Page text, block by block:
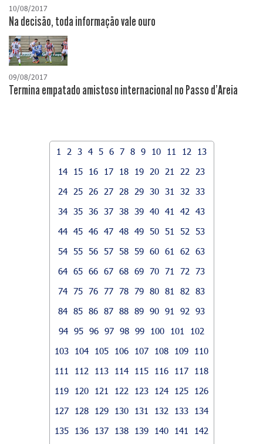
10/08/2017
Na decisão, toda informação vale ouro
09/08/2017
Termina empatado amistoso internacional no Passo d'Areia
1 2 3 4 5 6 7 8 9 10 11 12
13
14
15 16 17 18 19 20 21 22
23
24
25 26 27 28 29 30 31 32
33
34 35 36 37 38 39 40 41 42
43
44 45 46 47 48 49 50 51 52
53
54 55 56 57 58 59 60 61 62
63
64 65 66 67 68 69 70 71 72
73
74 75 76 77 78 79 80 81 82
83
84 85 86 87 88 89 90 91 92
93
94 95 96 97 98 99 100 101
102
103
104 105 106 107 108 109
110
111
112 113 114 115 116 117
118
119
120 121 122 123 124 125
126
127
128 129 130 131 132 133
134
135
136 137 138 139 140 141
142